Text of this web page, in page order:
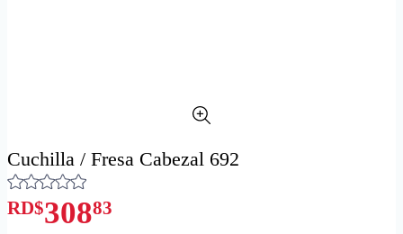
Cuchilla / Fresa Cabezal 692
RD$30883